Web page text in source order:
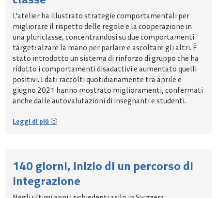
L’atelier ha illustrato strategie comportamentali per
migliorare il rispetto delle regole e la cooperazione in
una pluriclasse, concentrandosi su due comportamenti
target: alzare la mano per parlare e ascoltare gli altri. È
stato introdotto un sistema di rinforzo di gruppo che ha
ridotto i comportamenti disadattivi e aumentato quelli
positivi. I dati raccolti quotidianamente tra aprile e
giugno 2021 hanno mostrato miglioramenti, confermati
anche dalle autovalutazioni di insegnanti e studenti.
Leggi di più
140 giorni, inizio di un percorso di
integrazione